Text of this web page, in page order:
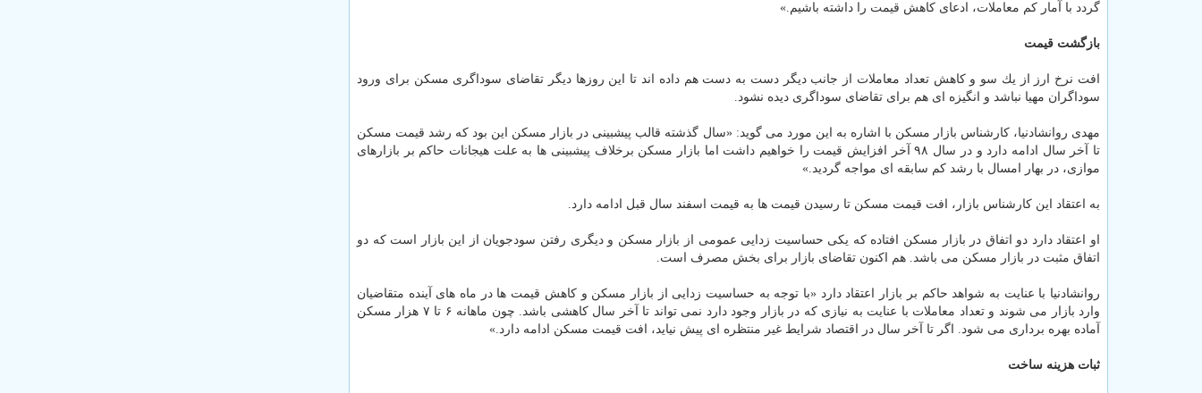
گردد با آمار كم معاملات، ادعای كاهش قیمت را داشته باشیم.»
بازگشت قیمت
افت نرخ ارز از یك سو و كاهش تعداد معاملات از جانب دیگر دست به دست هم داده اند تا این روزها دیگر تقاضای سوداگری مسكن برای ورود
سوداگران مهیا نباشد و انگیزه ای هم برای تقاضای سوداگری دیده نشود.
مهدی روانشادنیا، كارشناس بازار مسكن با اشاره به این مورد می گوید: «سال گذشته قالب پیشبینی در بازار مسكن این بود كه رشد قیمت مسكن
تا آخر سال ادامه دارد و در سال ۹۸ آخر افزایش قیمت را خواهیم داشت اما بازار مسكن برخلاف پیشبینی ها به علت هیجانات حاكم بر بازارهای
موازی، در بهار امسال با رشد كم سابقه ای مواجه گردید.»
به اعتقاد این كارشناس بازار، افت قیمت مسكن تا رسیدن قیمت ها به قیمت اسفند سال قبل ادامه دارد.
او اعتقاد دارد دو اتفاق در بازار مسكن افتاده كه یكی حساسیت زدایی عمومی از بازار مسكن و دیگری رفتن سودجویان از این بازار است كه دو
اتفاق مثبت در بازار مسكن می باشد. هم اكنون تقاضای بازار برای بخش مصرف است.
روانشادنیا با عنایت به شواهد حاكم بر بازار اعتقاد دارد «با توجه به حساسیت زدایی از بازار مسكن و كاهش قیمت ها در ماه های آینده متقاضیان
وارد بازار می شوند و تعداد معاملات با عنایت به نیازی كه در بازار وجود دارد نمی تواند تا آخر سال كاهشی باشد. چون ماهانه ۶ تا ۷ هزار مسكن
آماده بهره برداری می شود. اگر تا آخر سال در اقتصاد شرایط غیر منتظره ای پیش نیاید، افت قیمت مسكن ادامه دارد.»
ثبات هزینه ساخت